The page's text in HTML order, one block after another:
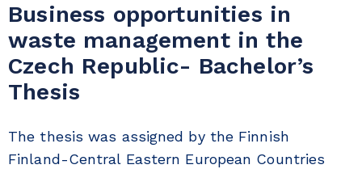
Business opportunities in
waste management in the
Czech Republic- Bachelor’s
Thesis
The thesis was assigned by the Finnish
Finland-Central Eastern European Countries